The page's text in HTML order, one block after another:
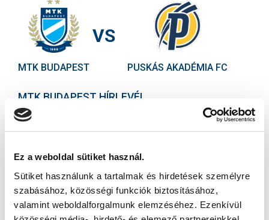
Ez a weboldal sütiket használ.
Sütiket használunk a tartalmak és hirdetések személyre
szabásához, közösségi funkciók biztosításához,
valamint weboldalforgalmunk elemzéséhez. Ezenkívül
MTK BUDAPEST
VS
PUSKÁS AKADÉMIA FC
MTK BUDAPEST HÍRLEVÉL
Ne maradjon le egy eseményről sem! Iratkozzon fel ingyenes
hírlevelünkre: